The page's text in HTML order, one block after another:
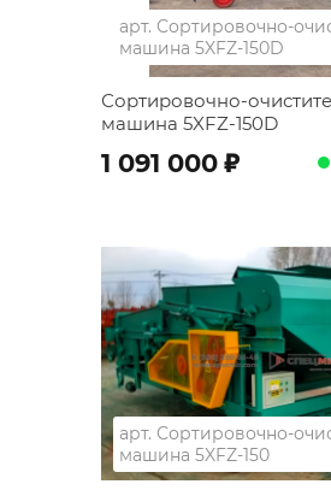
арт. Сортировочно-
машина 5XFZ-150D
Сортировочно-
машина 5XFZ-150D
1 091 000 ;
арт. Сортировочно-
машина 5XFZ-150